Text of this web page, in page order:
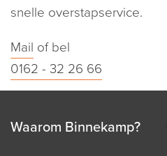
snelle overstapservice.
Mail of bel
0162 - 32 26 66
Waarom Binnekamp?